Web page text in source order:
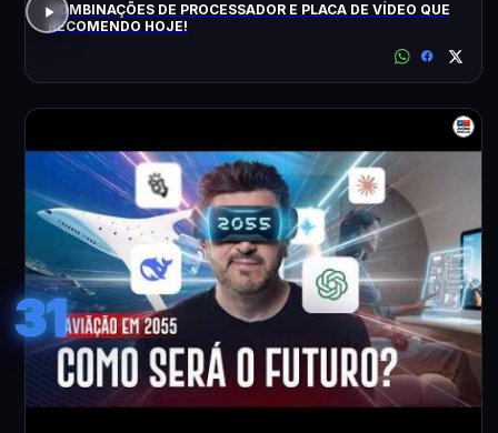
COMBINAÇÕES DE PROCESSADOR E PLACA DE VÍDEO QUE
RECOMENDO HOJE!
31